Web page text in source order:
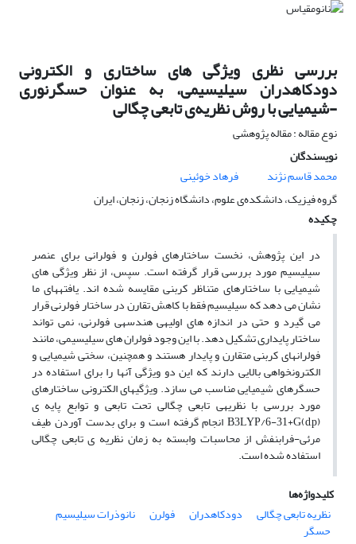
بررسی نظری ویژگی های ساختاری و الکترونی
دودکاهدران سیلیسیمی، به عنوان حسگرنوری
-شیمیایی با روش نظریه‌ی تابعی چگالی
نوع مقاله : مقاله پژوهشی
نویسندگان
محمد قاسم نژند
فرهاد خوئینی
گروه فیزیک، دانشکده‌ی علوم، دانشگاه زنجان، زنجان، ایران
چکیده
در این پژوهش، نخست ساختارهای فولرن و فولرانی برای عنصر
سیلیسیم مورد بررسی قرار گرفته ­است. سپس، از نظر ویژگی­ های
شیمیایی با ساختارهای متناظر کربنی مقایسه شده ­اند. یافته­های ما
نشان می ­دهد که سیلیسیم فقط با کاهش تقارن در ساختار فولرنی قرار
می­ گیرد و حتی در اندازه­ های اولیه­ی هندسه­ی فولرنی، نمی ­تواند
ساختار پایداری تشکیل دهد. با این وجود فولران ­های سیلیسیمی، مانند
فولران­های کربنی متقارن و پایدار هستند و همچنین، سختی شیمیایی و
الکترون­خواهی بالایی دارند که این دو ویژگی آن­ها را برای استفاده در
حسگرهای شیمیایی مناسب می­ سازد. ویژگی­های الکترونی ساختارهای
مورد بررسی با نظریه­ی تابعی چگالی تحت تابعی و توابع پایه­ ی
B3LYP/6-31+G(d,p) انجام گرفته­ است و برای بدست آوردن طیف
مرئی-فرابنفش از محاسبات وابسته به زمان نظریه­ ی تابعی چگالی
استفاده شده ­است.
کلیدواژه‌ها
نظریه تابعی چگالی
دودکاهدران فولرن نانوذرات سیلیسیم
حسگر